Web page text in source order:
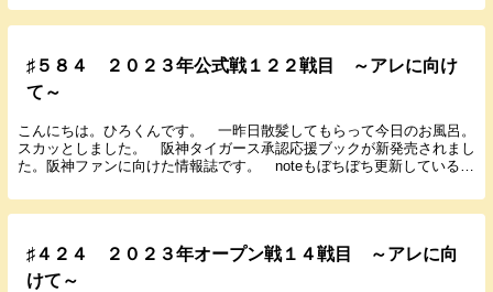
♯５８４ ２０２３年公式戦１２２戦目 ～アレに向け
て～
こんにちは。ひろくんです。 一昨日散髪してもらって今日のお風呂。
スカッとしました。 阪神タイガース承認応援ブックが新発売されまし
た。阪神ファンに向けた情報誌です。 noteもぼちぼち更新しているの
♯４２４ ２０２３年オープン戦１４戦目 ～アレに向
けて～